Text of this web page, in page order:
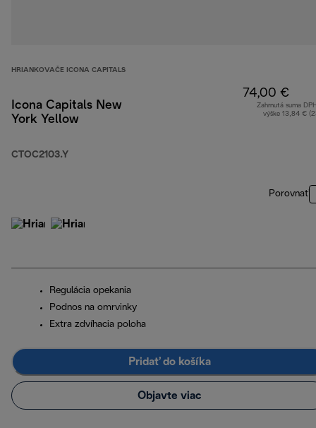
HRIANKOVAČE ICONA CAPITALS
Icona Capitals New
York Yellow
CTOC2103.Y
74,00 €
Zahrnutá suma
výške 13,84 €
Porovnať
Regulácia opekania
Podnos na omrvinky
Extra zdvíhacia poloha
Pridať do košíka
Objavte viac